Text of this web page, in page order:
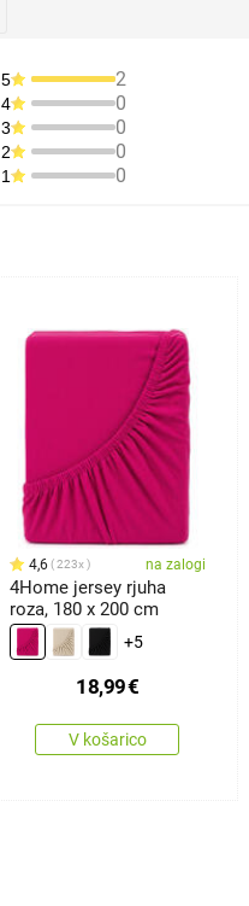
5 2
4 0
3 0
2 0
1 0
4,6 223x na zalogi
4Home jersey rjuha
roza, 180 x 200 cm
+5
18,99€
V košarico